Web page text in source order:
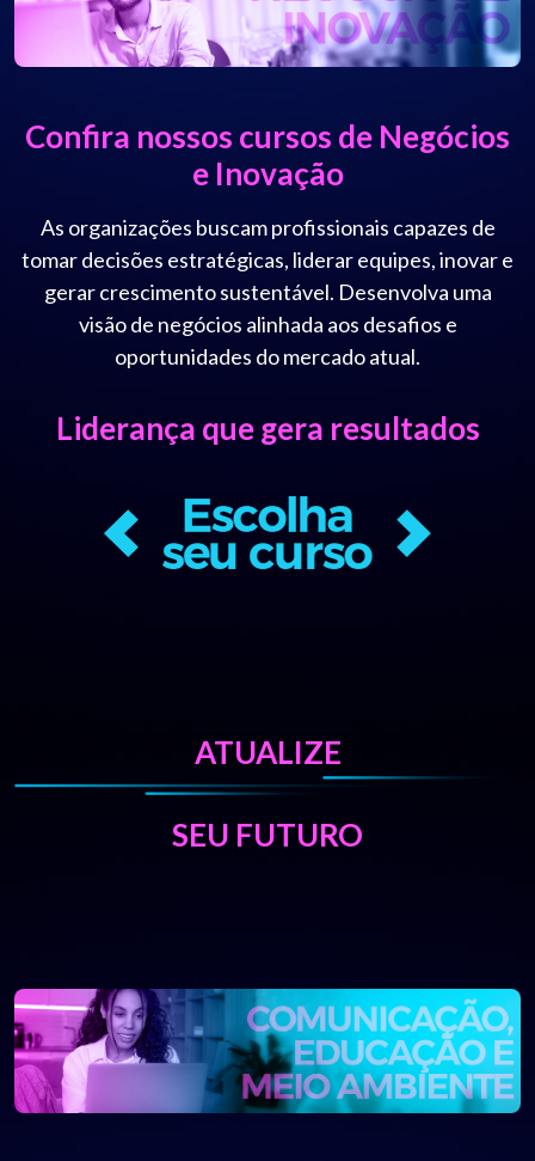
Confira nossos cursos de Negócios
e Inovação
As organizações buscam profissionais capazes de
tomar decisões estratégicas, liderar equipes, inovar e
gerar crescimento sustentável. Desenvolva uma
visão de negócios alinhada aos desafios e
oportunidades do mercado atual.
Liderança que gera resultados
ATUALIZE
SEU FUTURO